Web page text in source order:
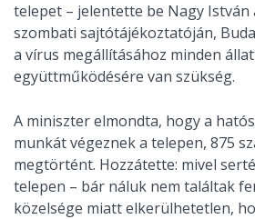
telepet – jelentette be Nagy
szombati sajtótájékoztatóján,
a vírus megállításához minden
együttműködésére van szükség.
A miniszter elmondta, hogy a
munkát végeznek a telepen, 875
megtörtént. Hozzátette: mivel
telepen – bár náluk nem találtak
közelsége miatt elkerülhetetlen,